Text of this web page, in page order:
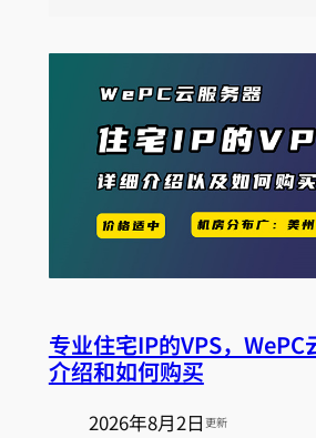
专业住宅IP的VPS，WePC
介绍和如何购买
2026年8月2日 更新